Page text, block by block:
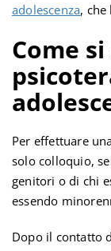
adolescenza,
Come
Per effettuare
solo colloquio,
genitori o di chi
essendo
Dopo il contatto